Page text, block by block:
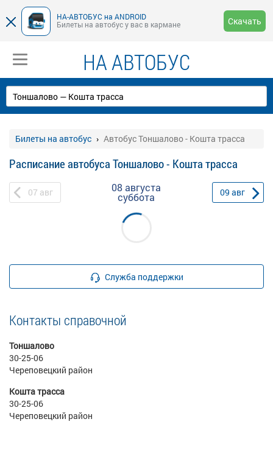
НА-АВТОБУС на ANDROID
Билеты на автобус у вас в кармане
Скачать
НА АВТОБУС
Билеты на автобус Автобус Тоншалово - Кошта трасса
Расписание автобуса Тоншалово - Кошта трасса
07 авг 08 августа
суббота 09 авг
Служба поддержки
Контакты справочной
Тоншалово
30-25-06
Череповецкий район
Кошта трасса
30-25-06
Череповецкий район